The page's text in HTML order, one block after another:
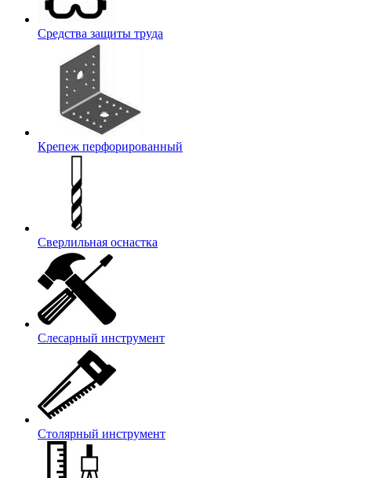
Средства защиты труда
Крепеж перфорированный
Сверлильная оснастка
Слесарный инструмент
Столярный инструмент